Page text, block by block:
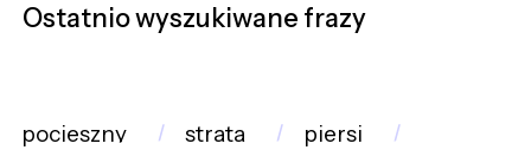
Ostatnio wyszukiwane frazy
pocieszny strata
piersi